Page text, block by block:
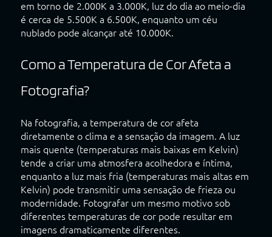
em torno de 2.000K a 3.000K, luz do dia ao meio-dia
é cerca de 5.500K a 6.500K, enquanto um céu
nublado pode alcançar até 10.000K.
Como a Temperatura de Cor Afeta a
Fotografia?
Na fotografia, a temperatura de cor afeta
diretamente o clima e a sensação da imagem. A luz
mais quente (temperaturas mais baixas em Kelvin)
tende a criar uma atmosfera acolhedora e íntima,
enquanto a luz mais fria (temperaturas mais altas em
Kelvin) pode transmitir uma sensação de frieza ou
modernidade. Fotografar um mesmo motivo sob
diferentes temperaturas de cor pode resultar em
imagens dramaticamente diferentes.